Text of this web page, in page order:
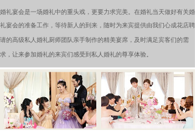
婚礼宴会是一场婚礼中的重头戏，更要力求完美。在婚礼当天做好有关婚
礼宴会的准备工作，等待新人的到来，随时为来宾提供由我们心成花店聘
请的高级私人 婚礼厨师团队亲手制作的精美宴席，及时满足宾客们的需
求，让来参加婚礼的来宾们感受到私人婚礼的尊享体验。